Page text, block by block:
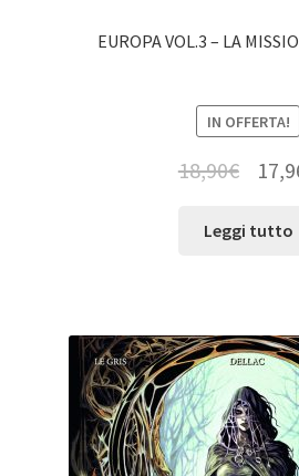
EUROPA VOL.3 – LA
IN OFFERTA!
18,90€
Leggi tutto